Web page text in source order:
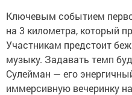
Ключевым событием
на 3 километра, который
Участникам предстоит
музыку. Задавать темп
Сулейман — его
иммерсивную вечеринку